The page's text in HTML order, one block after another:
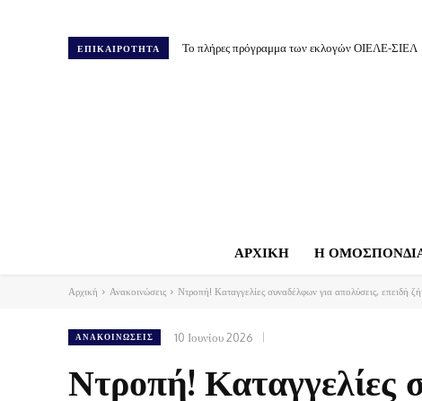
ΕΠΙΚΑΙΡΟΤΗΤΑ Το πλήρες πρόγραμμα των εκλογών ΟΙΕΛΕ-ΣΙΕΛ
ΑΡΧΙΚΗ Η
Αρχική Ανακοινώσεις Ντροπή! Καταγγελίες συναδέλφων για απολύσεις, επειδή
ΑΝΑΚΟΙΝΏΣΕΙΣ 10 Ιουνίου 2026
Ντροπή! Καταγγελίες